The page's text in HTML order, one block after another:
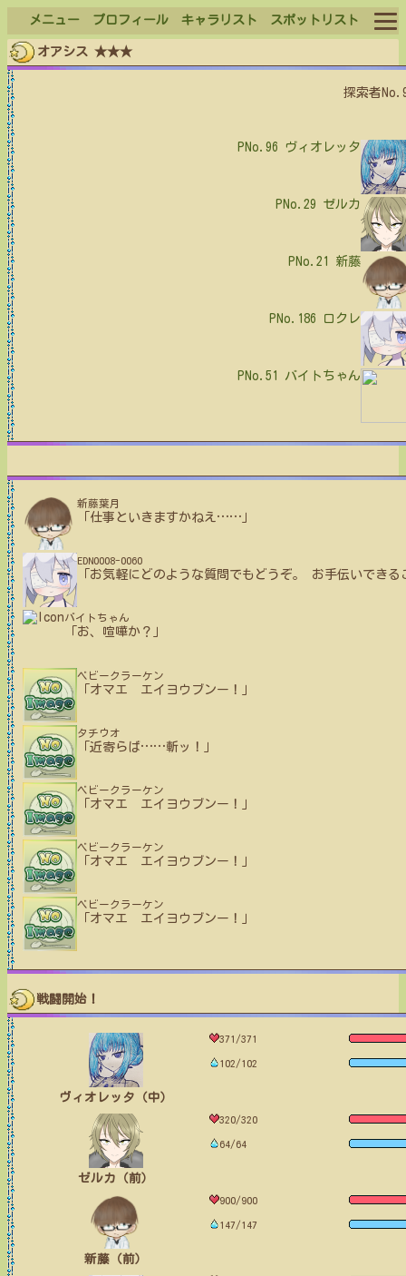
メニュー プロフィール キャラリスト スポットリスト
ログイン
オアシス ★★★
探索者
PNo.96 ヴィオレッタ
PNo.29 ゼルカ
PNo.21 新藤
PNo.186 ロクレ
PNo.51 バイトちゃん
新藤葉月
「仕事といきますかねえ ……
EDN0008-0060
「お気軽にどのような質問でもどうぞ。 お手伝いでき
バイトちゃん
「お、喧嘩か？」
ベビークラーケン
「オマエ エイヨウブンー！」
タチウオ
「近寄らば……斬ッ！」
ベビークラーケン
「オマエ エイヨウブンー！」
ベビークラーケン
「オマエ エイヨウブンー！」
ベビークラーケン
「オマエ エイヨウブンー！」
戦闘開始！
ヴィオレッタ（中）
371/371
102/102
ゼルカ（前）
320/320
64/64
新藤（前）
900/900
147/147